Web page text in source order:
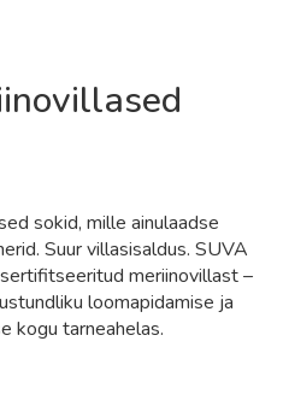
sokid, mille ainulaadse
Suur villasisaldus. SUVA
meriinovillast –
loomapidamise ja
kogu tarneahelas.